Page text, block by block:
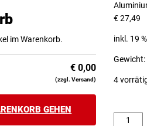
€27,49
inkl. 19
Gewicht:
4
Anzahl
im Warenkorb.
€0,00
(zzgl. Versand)
GEHEN